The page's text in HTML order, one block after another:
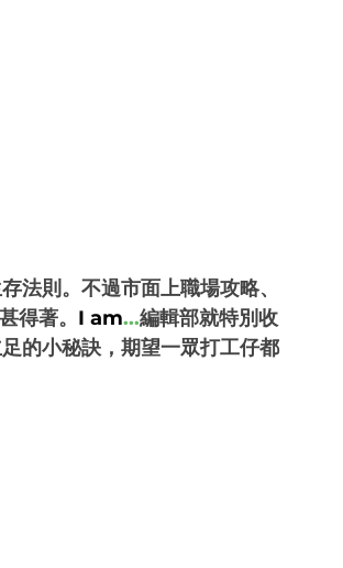
法則。不過市面上職場攻略、
得著。 I am...編輯部就特別收
的小秘訣，期望一眾打工仔都